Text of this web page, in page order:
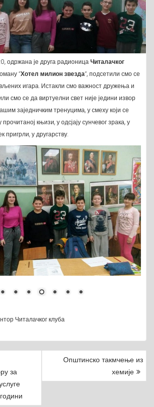
одржана је друга радионицаЧиталачког
“Хотел милион звезда“, подсетили смо се
игара. Истакли смо важност дружења и
смо се да виртуелни свет није једини извор
заједничким тренуцима, у смеху који се
прочитаној књизи, у одсјају сунчевог зрака, у
пригрли, у другарству.
Читалачког клуба
за
Општинско такмчење из
хемије